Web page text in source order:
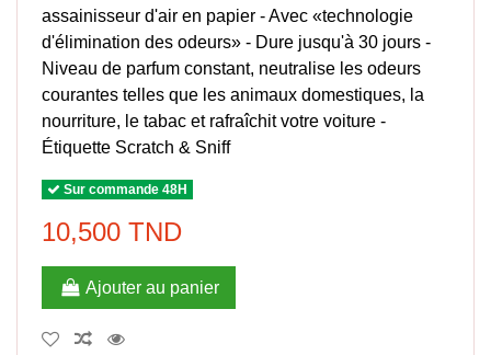
assainisseur d'air en papier - Avec «technologie
d'élimination des odeurs» - Dure jusqu'à 30 jours -
Niveau de parfum constant, neutralise les odeurs
courantes telles que les animaux domestiques, la
nourriture, le tabac et rafraîchit votre voiture -
Étiquette Scratch & Sniff
Sur commande 48H
10,500 TND
Ajouter au panier